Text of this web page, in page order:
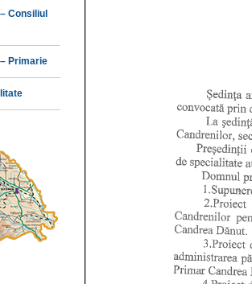
Consiliul
Primarie